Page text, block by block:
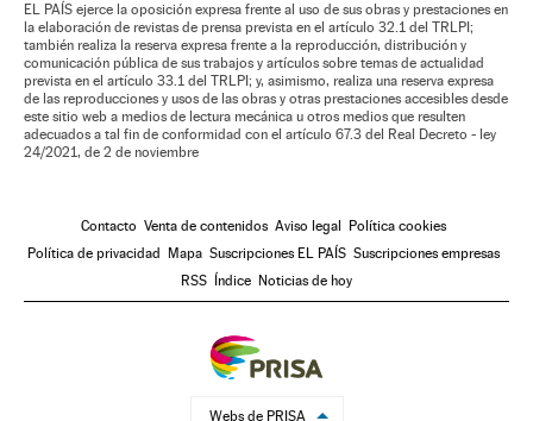
EL PAÍS ejerce la oposición expresa frente al uso de sus obras y prestaciones en
la elaboración de revistas de prensa prevista en el artículo 32.1 del TRLPI;
también realiza la reserva expresa frente a la reproducción, distribución y
comunicación pública de sus trabajos y artículos sobre temas de actualidad
prevista en el artículo 33.1 del TRLPI; y, asimismo, realiza una reserva expresa
de las reproducciones y usos de las obras y otras prestaciones accesibles desde
este sitio web a medios de lectura mecánica u otros medios que resulten
adecuados a tal fin de conformidad con el artículo 67.3 del Real Decreto - ley
24/2021, de 2 de noviembre
Contacto Venta de contenidos Aviso legal
Política cookies
Política de privacidad
Mapa Suscripciones EL PAÍS Suscripciones empresas
RSS
Índice Noticias de hoy
Webs de PRISA